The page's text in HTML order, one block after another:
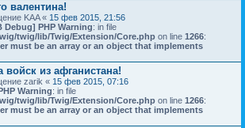
валентина!
KAA« 15 фев 2015, 21:56
Debug] PHP Warning: in file
twig/lib/Twig/Extension/Core.php on line 1266:
must be an array or an object that implements
войск из афганистана!
zarik « 15 фев 2015, 07:16
Warning: in file
twig/lib/Twig/Extension/Core.php on line 1266:
must be an array or an object that implements